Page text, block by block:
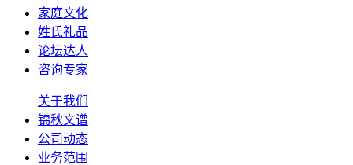
家庭文化
姓氏礼品
论坛达人
咨询专家
关于我们
锦秋文谱
公司动态
业务范围